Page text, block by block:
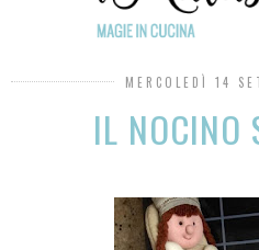
MERCOLEDÌ 14
IL NOCINO